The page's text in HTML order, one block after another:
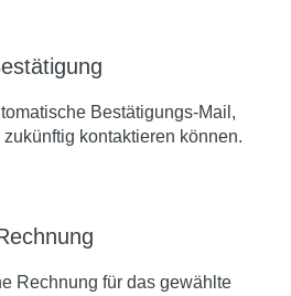
Bestätigungs-Mail,
kontaktieren können.
Rechnung für das gewählte